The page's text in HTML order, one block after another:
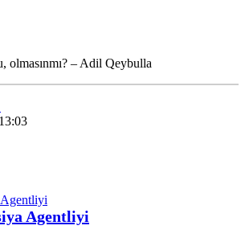
olmasınmı? – Adil Qeybulla
Agentliyi